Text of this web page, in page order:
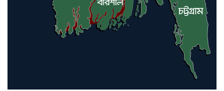
ইরাকসহ মধ্যপ্রাচ্যে ২৪ হামলা চালাল
ইরানপন্থি গোষ্ঠী
হরমুজ প্রণালী সুরক্ষায় মিত্ররা সাহায্য
না করলে ন্যাটোর ভবিষ্যৎ খারাপ